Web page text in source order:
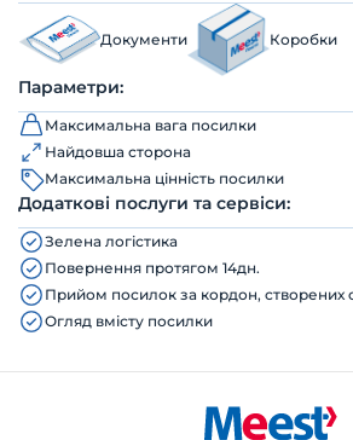
Документи Коробки
Параметри:
Максимальна вага посилки
Найдовша сторона
Максимальна цінність посилки
Додаткові послуги та сервіси:
Зелена логістика
Повернення протягом 14дн.
Прийом посилок за кордон, створених
Огляд вмісту посилки